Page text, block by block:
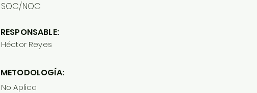
SOC/NOC
RESPONSABLE:
Héctor Reyes
METODOLOGÍA:
No Aplica